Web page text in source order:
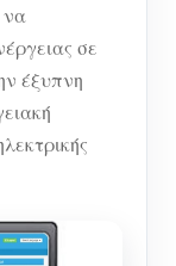
Ενέργειας
να
σε
έξυπνη